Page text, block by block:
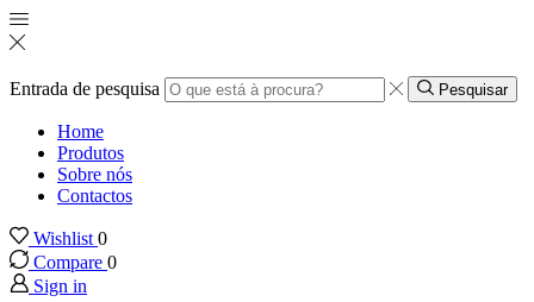
Entrada de pesquisa Pesquisar
Home
Produtos
Sobre nós
Contactos
Wishlist 0
Compare 0
Sign in